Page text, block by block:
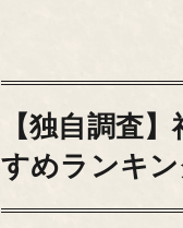
【独自調査
すめランキ